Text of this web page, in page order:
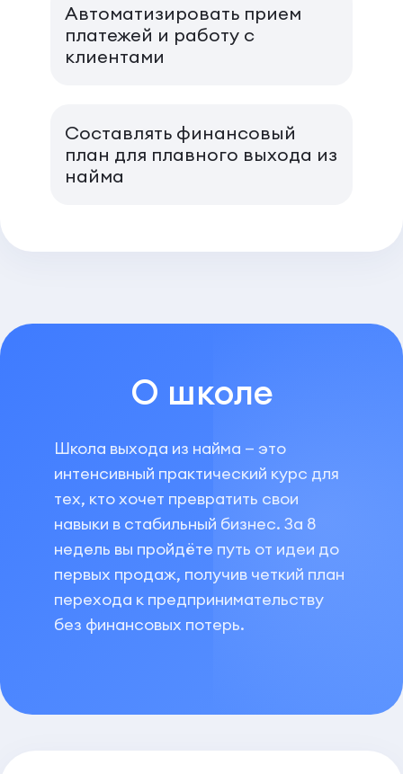
Автоматизировать прием
платежей и работу с
клиентами
Составлять финансовый
план для плавного выхода из
найма
О школе
Школа выхода из найма — это
интенсивный практический курс для
тех, кто хочет превратить свои
навыки в стабильный бизнес. За 8
недель вы пройдёте путь от идеи до
первых продаж, получив четкий план
перехода к предпринимательству
без финансовых потерь.